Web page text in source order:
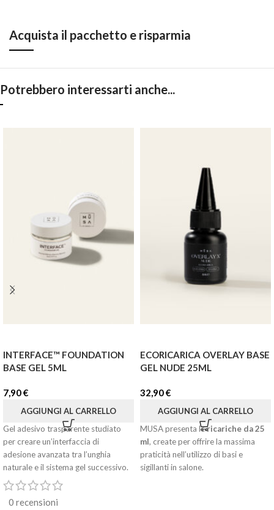
Acquista il pacchetto e risparmia
Potrebbero interessarti anche...
INTERFACE™ FOUNDATION
BASE GEL 5ML
7,90€
AGGIUNGI AL CARRELLO
Gel adesivo trasparente studiato
per creare un’interfaccia di
adesione avanzata tra l’unghia
naturale e il sistema gel successivo.
La sua formula è progettata per
essere applicata in uno strato
ECORICARICA OVERLAY BASE
GEL NUDE 25ML
32,90€
AGGIUNGI AL CARRELLO
MUSA presenta lericariche da 25
ml, create per offrire la massima
praticità nell’utilizzo di basi e
sigillanti in salone.
0 recensioni